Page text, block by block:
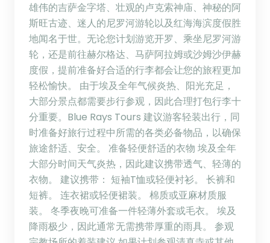
雄伟的吉萨金字塔、壮观的卢克索神庙、神秘的阿
斯旺古迹、迷人的尼罗河游轮以及红海海滨度假胜
地闻名于世。无论您计划游览开罗、乘坐尼罗河游
轮，还是前往赫尔格达、马萨阿拉姆或沙姆沙伊赫
度假，提前准备好合适的行李都会让您的旅程更加
轻松愉快。 由于埃及全年气候炎热、阳光充足，
大部分景点都需要步行参观，因此合理打包行李十
分重要。Blue Rays Tours 建议游客轻装出行，同
时准备好旅行过程中所需的各类必备物品，以确保
旅途舒适、安全。 准备轻便舒适的衣物 埃及全年
大部分时间天气炎热，因此建议携带透气、轻薄的
衣物。 建议携带： 短袖T恤或轻便衬衫。 长裤和
短裤。 连衣裙或轻便裙装。 棉质或亚麻材质服
装。 冬季夜晚可准备一件轻薄外套或毛衣。 埃及
降雨极少，因此通常无需携带厚重的雨具。 参观